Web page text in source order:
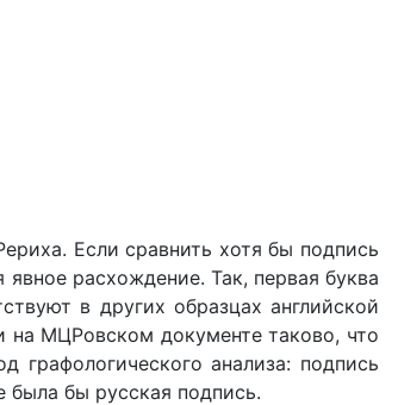
Если сравнить хотя бы подпись
расхождение. Так, первая буква
в других образцах английской
на МЦРовском документе таково, что
графологического анализа: подпись
бы русская подпись.